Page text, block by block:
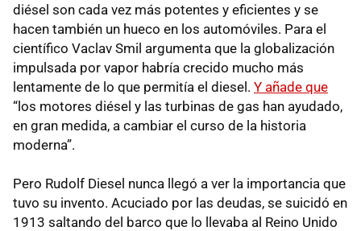
diésel son cada vez más potentes y eficientes y se
hacen también un hueco en los automóviles. Para el
científico Vaclav Smil argumenta que la globalización
impulsada por vapor habría crecido mucho más
lentamente de lo que permitía el diesel. Y añade que
“los motores diésel y las turbinas de gas han ayudado,
en gran medida, a cambiar el curso de la historia
moderna”.
Pero Rudolf Diesel nunca llegó a ver la importancia que
tuvo su invento. Acuciado por las deudas, se suicidó en
1913 saltando del barco que lo llevaba al Reino Unido